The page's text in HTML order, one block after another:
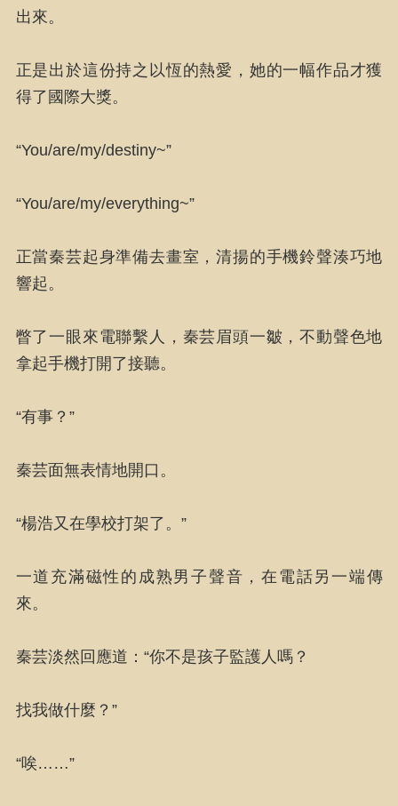
出來。
正是出於這份持之以恆的熱愛，她的一幅作品才獲
得了國際大獎。
“You/are/my/destiny~”
“You/are/my/everything~”
正當秦芸起身準備去畫室，清揚的手機鈴聲湊巧地
響起。
瞥了一眼來電聯繫人，秦芸眉頭一皺，不動聲色地
拿起手機打開了接聽。
“有事？”
秦芸面無表情地開口。
“楊浩又在學校打架了。”
一道充滿磁性的成熟男子聲音，在電話另一端傳
來。
秦芸淡然回應道：“你不是孩子監護人嗎？
找我做什麼？”
“唉……”